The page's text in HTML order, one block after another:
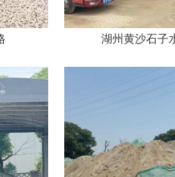
湖州黄沙石子